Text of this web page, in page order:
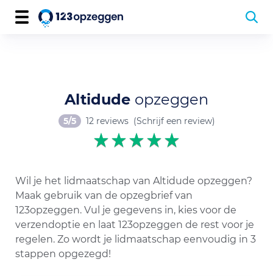
Altidude opzeggen
5/5 12 reviews (Schrijf een review)
Wil je het lidmaatschap van Altidude opzeggen?
Maak gebruik van de opzegbrief van
123opzeggen. Vul je gegevens in, kies voor de
verzendoptie en laat 123opzeggen de rest voor je
regelen. Zo wordt je lidmaatschap eenvoudig in 3
stappen opgezegd!